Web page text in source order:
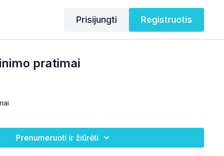
Prisijungti Registruotis
pratimai
Prenumeruoti ir žiūrėti